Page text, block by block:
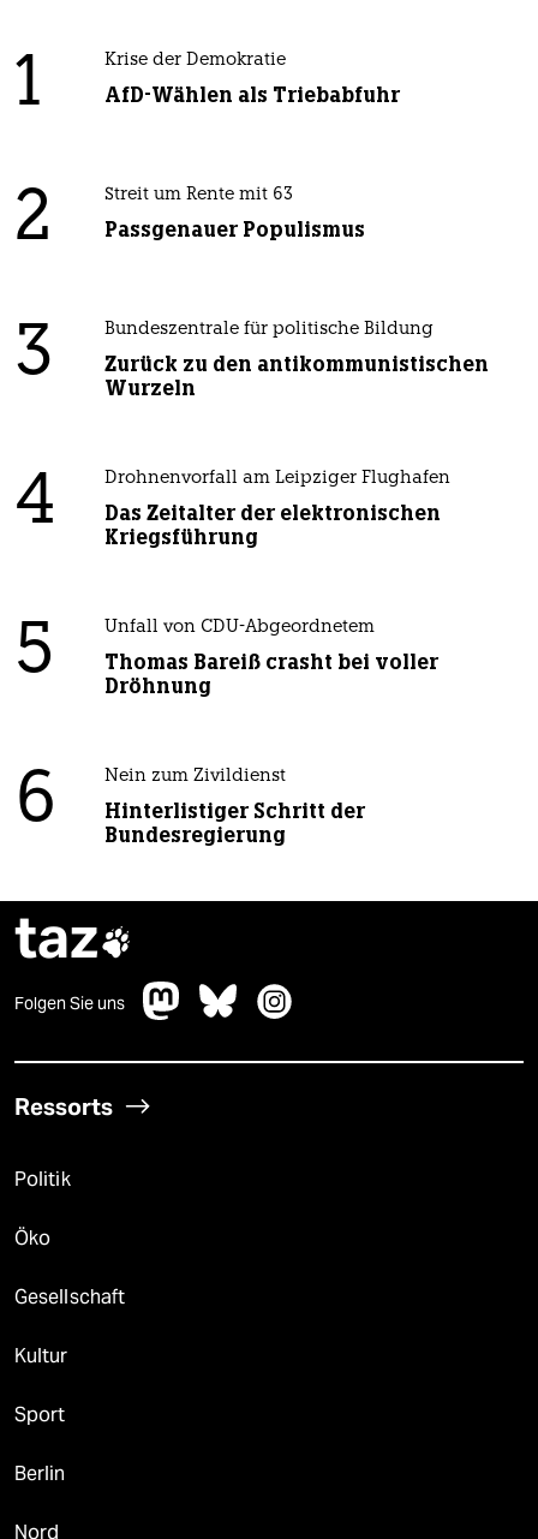
1 Krise der Demokratie
AfD-Wählen als Triebabfuhr
2 Streit um Rente mit 63
Passgenauer Populismus
3 Bundeszentrale für politische Bildung
Zurück zu den antikommunistischen
Wurzeln
4 Drohnenvorfall am Leipziger Flughafen
Das Zeitalter der elektronischen
Kriegsführung
5 Unfall von CDU-Abgeordnetem
Thomas Bareiß crasht bei voller
Dröhnung
6 Nein zum Zivildienst
Hinterlistiger Schritt der
Bundesregierung
taz
Folgen Sie uns
Ressorts
Politik
Öko
Gesellschaft
Kultur
Sport
Berlin
Nord